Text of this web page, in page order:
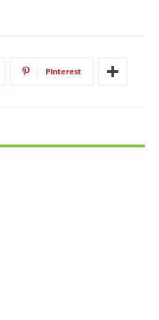
Pinterest